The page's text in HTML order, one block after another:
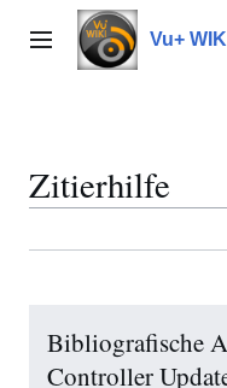
Inhalt
springenHauptmenü Vu+ WIKI
Zitierhilfe
Bibliografische
Controller